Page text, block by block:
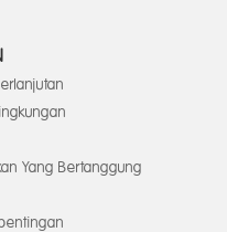
Yang Bertanggung